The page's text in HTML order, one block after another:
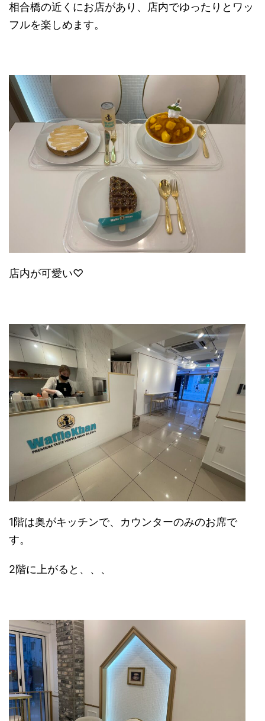
相合橋の近くにお店があり、店内でゆったりとワッ
フルを楽しめます。
店内が可愛い♡
1階は奥がキッチンで、カウンターのみのお席で
す。
2階に上がると、、、